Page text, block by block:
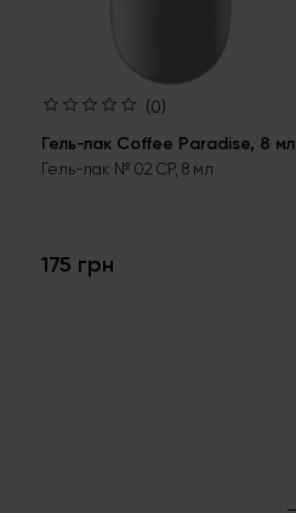
(0)
Гель-лак Coffee Paradise, 8 мл
Гель-лак № 02 CP, 8 мл
175 грн